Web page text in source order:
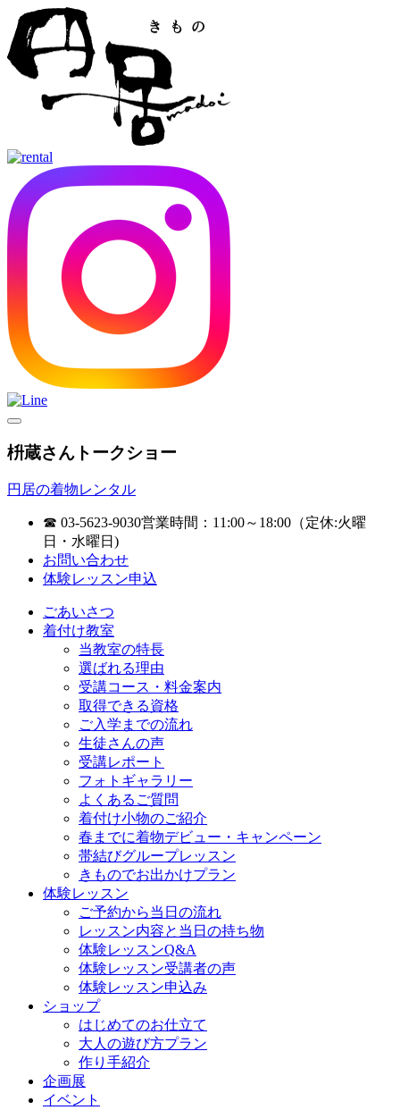
枡蔵さんトークショー
円居の着物レンタル
☎ 03-5623-9030営業時間：11:00～18:00（定休:火曜
日・水曜日)
お問い合わせ
体験レッスン申込
ごあいさつ
着付け教室
当教室の特長
選ばれる理由
受講コース・料金案内
取得できる資格
ご入学までの流れ
生徒さんの声
受講レポート
フォトギャラリー
よくあるご質問
着付け小物のご紹介
春までに着物デビュー・キャンペーン
帯結びグループレッスン
きものでお出かけプラン
体験レッスン
ご予約から当日の流れ
レッスン内容と当日の持ち物
体験レッスンQ&A
体験レッスン受講者の声
体験レッスン申込み
ショップ
はじめてのお仕立て
大人の遊び方プラン
作り手紹介
企画展
イベント